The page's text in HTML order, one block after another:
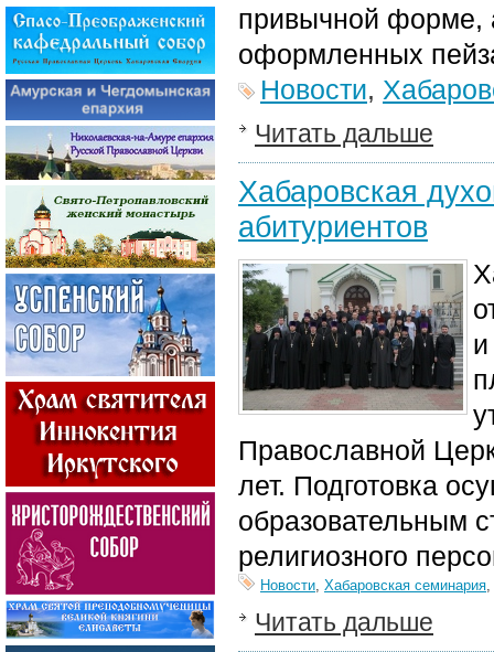
привычной форме,
оформленных
Новости,
Читать дальше
Хабаровская
абитуриентов
Православной
лет. Подготовка
образовательным
религиозного
Новости, Хабаровская семинария,
Читать дальше